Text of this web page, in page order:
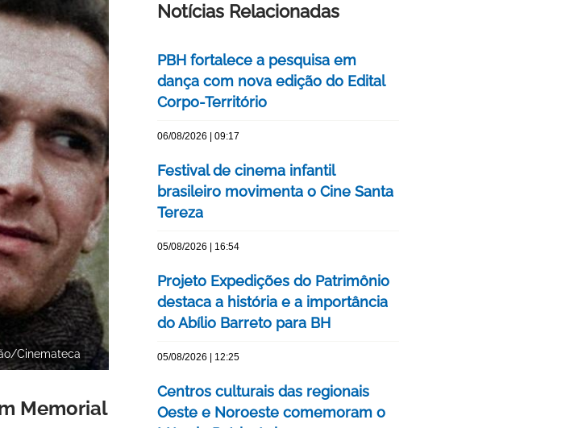
Cinemateca
Memorial
Notícias Relacionadas
PBH fortalece a pesquisa em
dança com nova edição do Edital
Corpo-Território
06/08/2026 | 09:17
Festival de cinema infantil
brasileiro movimenta o Cine Santa
Tereza
05/08/2026 | 16:54
Projeto Expedições do Patrimônio
destaca a história e a importância
do Abílio Barreto para BH
05/08/2026 | 12:25
Centros culturais das regionais
Oeste e Noroeste comemoram o